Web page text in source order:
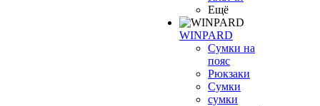
Ещё
WINPARD
Сумки на
пояс
Рюкзаки
Сумки
сумки